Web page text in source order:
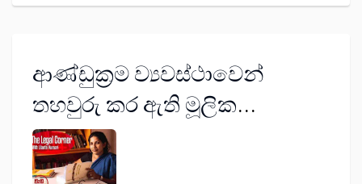
ආණ්ඩුක්‍රම ව්‍යවස්ථාවෙන්
තහවුරු කර ඇති මූලික